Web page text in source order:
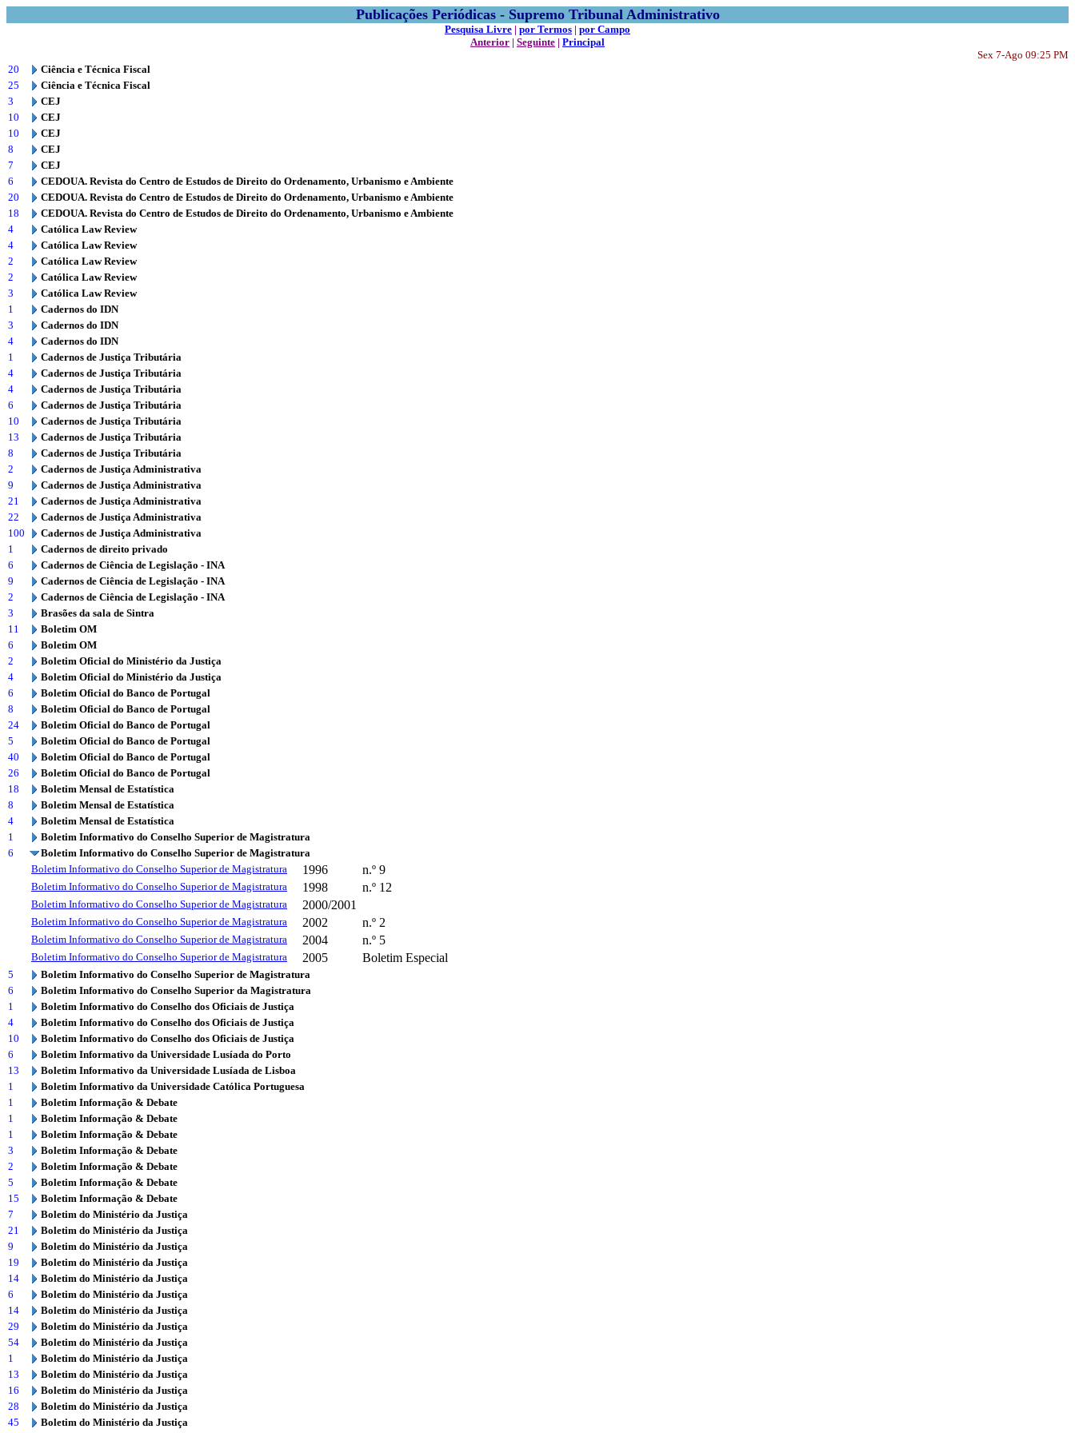
Publicações Periódicas - Supremo Tribunal Administrativo
Pesquisa Livre | por Termos | por Campo
Anterior | Seguinte | Principal
Sex 7-Ago 09:25 PM
20
Ciência e Técnica Fiscal
25
Ciência e Técnica Fiscal
3
CEJ
10
CEJ
10
CEJ
8
CEJ
7
CEJ
6
CEDOUA. Revista do Centro de Estudos de Direito do Ordenamento, Urbanismo e Ambiente
20
CEDOUA. Revista do Centro de Estudos de Direito do Ordenamento, Urbanismo e Ambiente
18
CEDOUA. Revista do Centro de Estudos de Direito do Ordenamento, Urbanismo e Ambiente
4
Católica Law Review
4
Católica Law Review
2
Católica Law Review
2
Católica Law Review
3
Católica Law Review
1
Cadernos do IDN
3
Cadernos do IDN
4
Cadernos do IDN
1
Cadernos de Justiça Tributária
4
Cadernos de Justiça Tributária
4
Cadernos de Justiça Tributária
6
Cadernos de Justiça Tributária
10
Cadernos de Justiça Tributária
13
Cadernos de Justiça Tributária
8
Cadernos de Justiça Tributária
2
Cadernos de Justiça Administrativa
9
Cadernos de Justiça Administrativa
21
Cadernos de Justiça Administrativa
22
Cadernos de Justiça Administrativa
100
Cadernos de Justiça Administrativa
1
Cadernos de direito privado
6
Cadernos de Ciência de Legislação - INA
9
Cadernos de Ciência de Legislação - INA
2
Cadernos de Ciência de Legislação - INA
3
Brasões da sala de Sintra
11
Boletim OM
6
Boletim OM
2
Boletim Oficial do Ministério da Justiça
4
Boletim Oficial do Ministério da Justiça
6
Boletim Oficial do Banco de Portugal
8
Boletim Oficial do Banco de Portugal
24
Boletim Oficial do Banco de Portugal
5
Boletim Oficial do Banco de Portugal
40
Boletim Oficial do Banco de Portugal
26
Boletim Oficial do Banco de Portugal
18
Boletim Mensal de Estatística
8
Boletim Mensal de Estatística
4
Boletim Mensal de Estatística
1
Boletim Informativo do Conselho Superior de Magistratura
6
Boletim Informativo do Conselho Superior de Magistratura
Boletim Informativo do Conselho Superior de Magistratura
1996 n.º 9
Boletim Informativo do Conselho Superior de Magistratura 1998 n.º 12
Boletim Informativo do Conselho Superior de Magistratura 2000/2001
Boletim Informativo do Conselho Superior de Magistratura 2002 n.º 2
Boletim Informativo do Conselho Superior de Magistratura 2004 n.º 5
Boletim Informativo do Conselho Superior de Magistratura 2005 Boletim Especial
5
Boletim Informativo do Conselho Superior de Magistratura
6
Boletim Informativo do Conselho Superior da Magistratura
1
Boletim Informativo do Conselho dos Oficiais de Justiça
4
Boletim Informativo do Conselho dos Oficiais de Justiça
10
Boletim Informativo do Conselho dos Oficiais de Justiça
6
Boletim Informativo da Universidade Lusíada do Porto
13
Boletim Informativo da Universidade Lusíada de Lisboa
1
Boletim Informativo da Universidade Católica Portuguesa
1
Boletim Informação & Debate
1
Boletim Informação & Debate
1
Boletim Informação & Debate
3
Boletim Informação & Debate
2
Boletim Informação & Debate
5
Boletim Informação & Debate
15
Boletim Informação & Debate
7
Boletim do Ministério da Justiça
21
Boletim do Ministério da Justiça
9
Boletim do Ministério da Justiça
19
Boletim do Ministério da Justiça
14
Boletim do Ministério da Justiça
6
Boletim do Ministério da Justiça
14
Boletim do Ministério da Justiça
29
Boletim do Ministério da Justiça
54
Boletim do Ministério da Justiça
1
Boletim do Ministério da Justiça
13
Boletim do Ministério da Justiça
16
Boletim do Ministério da Justiça
28
Boletim do Ministério da Justiça
45
Boletim do Ministério da Justiça